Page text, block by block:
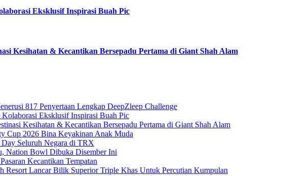
Eksklusif Inspirasi Buah Pic
Kesihatan & Kecantikan Bersepadu Pertama di Giant Shah Alam
817 Penyertaan Lengkap DeepZleep Challenge
Eksklusif Inspirasi Buah Pic
Kesihatan & Kecantikan Bersepadu Pertama di Giant Shah Alam
Cup 2026 Bina Keyakinan Anak Muda
Seluruh Negara di TRX
Nation Bowl Dibuka Disember Ini
Kecantikan Tempatan
Resort Lancar Bilik Superior Triple Khas Untuk Percutian Kumpulan